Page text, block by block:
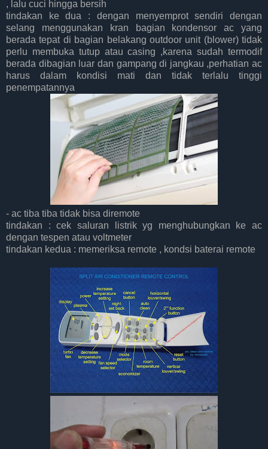
, lalu cuci hingga bersih
tindakan ke dua : dengan menyemprot sendiri dengan
selang menggunakan kran bagian kondensor ac yang
berada tepat di bagian belakang outdoor unit (blower) tidak
perlu membuka tutup atau casing ,karena sudah termodif
berada dibagian luar dan gampang di jangkau ,perhatian ac
harus dalam kondisi mati dan tidak terlalu tinggi
penempatannya
- ac tiba tiba tidak bisa diremote
tindakan : cek saluran listrik yg menghubungkan ke ac
dengan tespen atau voltmeter
tindakan kedua : memeriksa remote , kondsi baterai remote